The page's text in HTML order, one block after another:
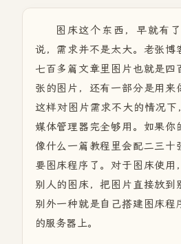
图床这个东西，早就有
说，需求并不是太大。老张博
七百多篇文章里图片也就是四
张的图片，还有一部分是用来
这样对图片需求不大的情况下
媒体管理器完全够用。如果你
像什么一篇教程里会配二三十
要图床程序了。对于图床使用
别人的图床，把图片直接放到
别外一种就是自己搭建图床程
的服务器上。